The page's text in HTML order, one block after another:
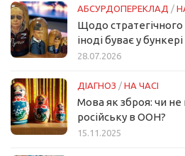
АБСУРДОПЕРЕКЛАД /
Щодо
іноді буває у бункері
28.07.2026
ДІАГНОЗ / НА ЧАСІ
Мова як зброя: чи не
російську в ООН?
15.11.2025